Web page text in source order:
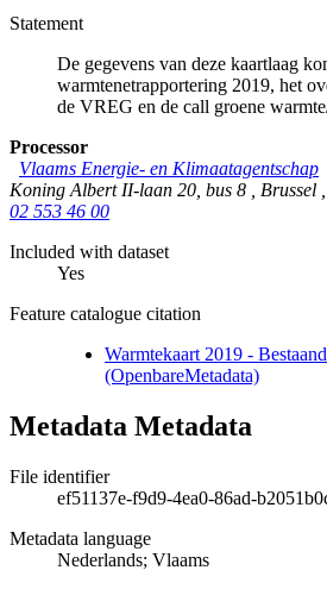
Statement
De gegevens van deze kaartlaag
warmtenetrapportering 2019, het
de VREG en de call groene
Processor
Vlaams Energie- en Klimaatagentschap
Koning Albert II-laan 20, bus 8
Brussel
02 553 46 00
Included with dataset
Yes
Feature catalogue citation
Warmtekaart 2019 -
(OpenbareMetadata)
Metadata Metadata
File identifier
ef51137e-f9d9-4ea0-86ad-
Metadata language
Nederlands; Vlaams